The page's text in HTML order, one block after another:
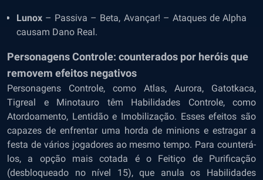
Lunox – Passiva – Beta, Avançar! – Ataques de Alpha
causam Dano Real.
Personagens Controle: counterados por heróis que
removem efeitos negativos
Personagens Controle, como Atlas, Aurora, Gatotkaca,
Tigreal e Minotauro têm Habilidades Controle, como
Atordoamento, Lentidão e Imobilização. Esses efeitos são
capazes de enfrentar uma horda de minions e estragar a
festa de vários jogadores ao mesmo tempo. Para counterá-
los, a opção mais cotada é o Feitiço de Purificação
(desbloqueado no nível 15), que anula os Habilidades